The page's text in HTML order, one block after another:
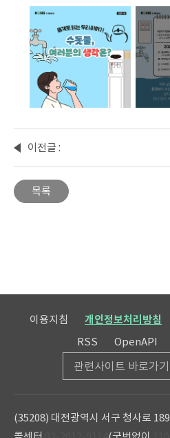
이전글 :
2025-
02화 :
국가유
목록
이용지침 개인정보처리방침
RSS
OpenAPI
관련사이트 바로가기
(35208) 대전광역시 서구 청사로